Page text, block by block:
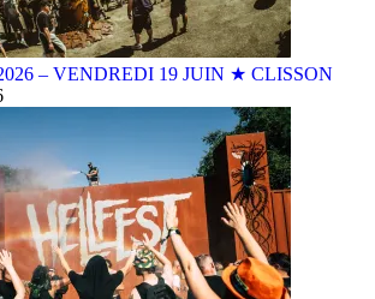
– VENDREDI 19 JUIN ★ CLISSON